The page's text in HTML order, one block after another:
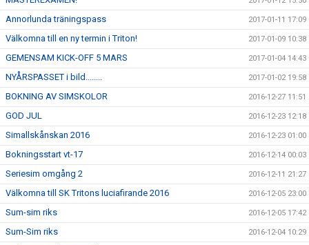
Annorlunda träningspass 2017-01-11 17:09
Välkomna till en ny termin i Triton! 2017-01-09 10:38
GEMENSAM KICK-OFF 5 MARS 2017-01-04 14:43
NYÅRSPASSET i bild........ 2017-01-02 19:58
BOKNING AV SIMSKOLOR 2016-12-27 11:51
GOD JUL 2016-12-23 12:18
Simallskånskan 2016 2016-12-23 01:00
Bokningsstart vt-17 2016-12-14 00:03
Seriesim omgång 2 2016-12-11 21:27
Välkomna till SK Tritons luciafirande 2016 2016-12-05 23:00
Sum-sim riks 2016-12-05 17:42
Sum-Sim riks 2016-12-04 10:29